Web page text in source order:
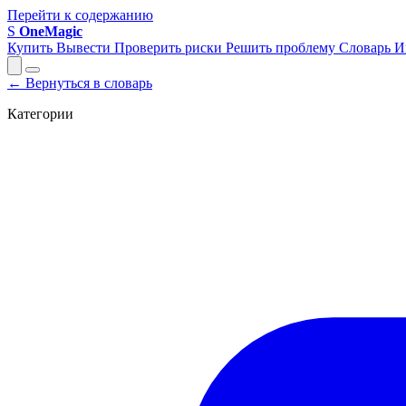
Перейти к содержанию
S OneMagic
Купить Вывести Проверить риски Решить проблему Словарь
← Вернуться в словарь
Категории